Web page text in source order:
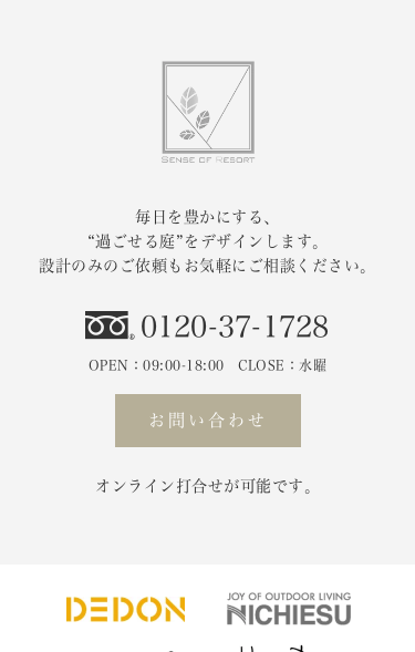
毎日を豊かにする、
“過ごせる庭”をデザインします。
設計のみのご依頼もお気軽にご相談ください。
0120-37-1728
OPEN：09:00-18:00 CLOSE：水曜
お問い合わせ
オンライン打合せが可能です。